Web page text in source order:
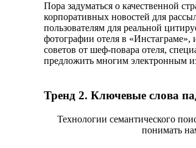
Пора задуматься о качественной
корпоративных новостей для
пользователям для реальной
фотографии отеля в «Инстаграме»,
советов от шеф-повара отеля,
предложить многим электронным
Тренд 2. Ключевые слова
Технологии семантического
понимать